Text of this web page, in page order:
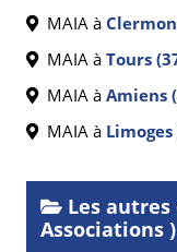
MAIA à
MAIA à Tours
MAIA à Amiens
MAIA à
Les
Associations )